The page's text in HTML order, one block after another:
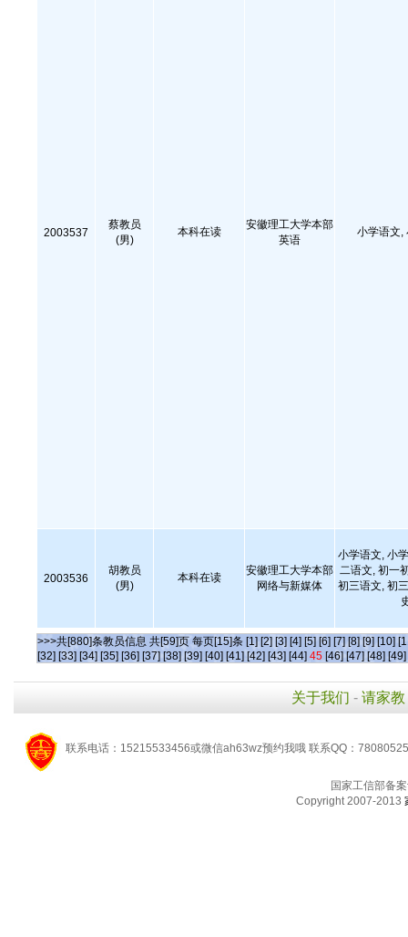
2003537
蔡教员
(男)
本科在读
安徽理工大学本部
英语
小学语文,
2003536
胡教员
(男)
本科在读
安徽理工大学本部
网络与新媒体
小学语文, 小
二语文, 初一
初三语文, 初
>>>共[880]条教员信息 共[59]页 每页[15]条 [1] [2] [3] [4] [5] [6] [7] [8] [9] [10]
[32] [33] [34] [35] [36] [37] [38] [39] [40] [41] [42] [43] [44] 45 [46] [47] [48] [49]
关于我们 - 请家教
联系电话：15215533456或微信ah63wz预约我哦 联系QQ：
国家工信部备
Copyright 2007-2013